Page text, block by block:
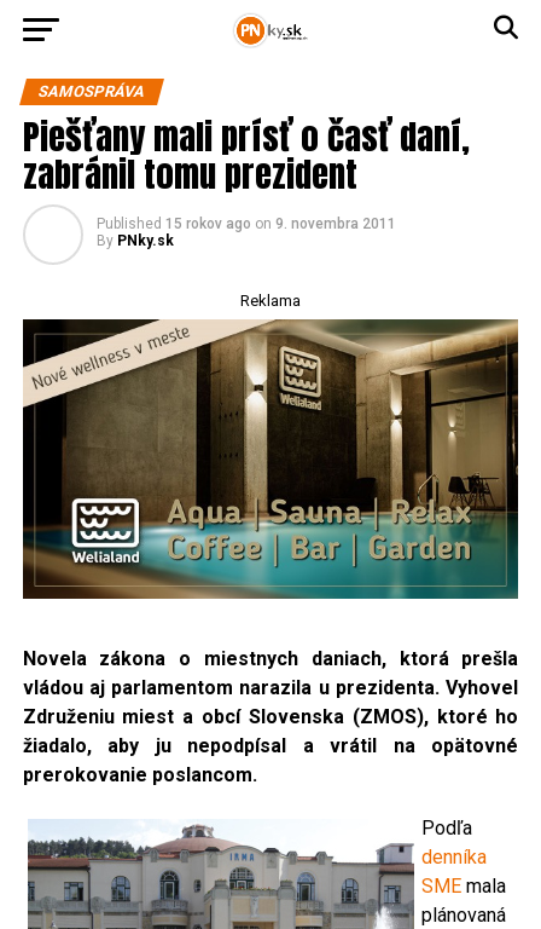
SAMOSPRÁVA
Piešťany mali prísť o časť daní,
zabránil tomu prezident
Published 15 rokov ago on 9. novembra 2011
By PNky.sk
Reklama
Novela zákona o miestnych daniach, ktorá prešla
vládou aj parlamentom narazila u prezidenta.Vyhovel
Združeniu miest a obcí Slovenska (ZMOS), ktoré ho
žiadalo, aby ju nepodpísal a vrátil na opätovné
prerokovanie poslancom.
Podľa
denníka
SMEmala
plánovaná